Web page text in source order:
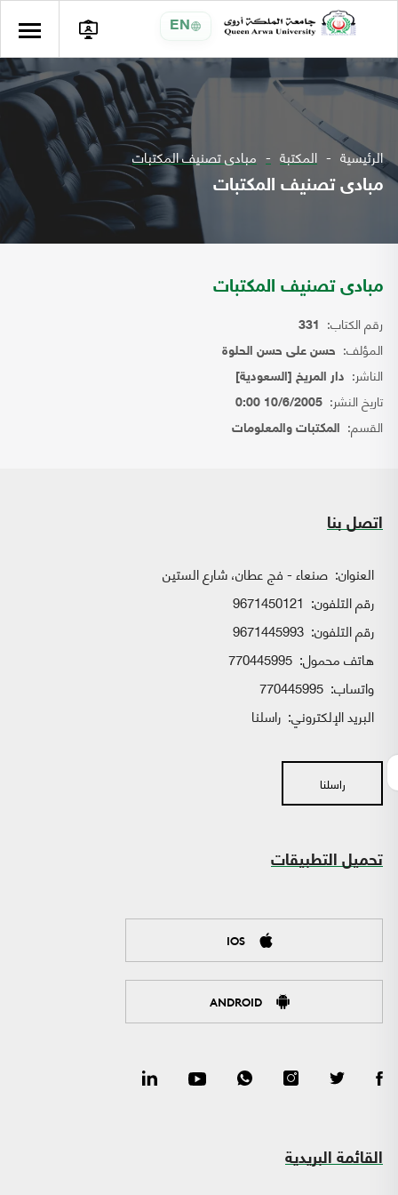
EN
الرئيسية المكتبة مبادى تصنيف المكتبات
مبادى تصنيف المكتبات
مبادى تصنيف المكتبات
رقم الكتاب: 331
المؤلف: حسن على حسن الحلوة
الناشر: دار المريخ [السعودية]
تاريخ النشر: 10/6/2005 0:00
القسم: المكتبات والمعلومات
اتصل بنا
العنوان: صنعاء - فج عطان، شارع الستين
رقم التلفون: 9671450121
رقم التلفون: 9671445993
هاتف محمول: 770445995
واتساب:
البريد الإلكتروني: راسلنا
راسلنا
تحميل التطبيقات
IOS
ANDROID
القائمة البريدية